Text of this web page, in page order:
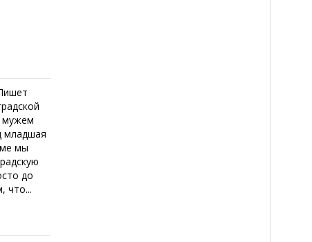
мужем
младшая
мы
до
что...